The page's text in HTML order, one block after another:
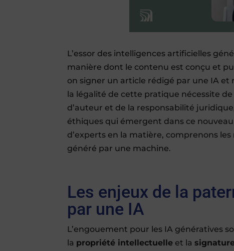
L’essor des intelligences artificielles
manière dont le contenu est conçu et
on signer un article rédigé par une IA
la légalité de cette pratique nécessite
d’auteur et de la responsabilité
éthiques qui émergent dans ce
d’experts en la matière, comprenons
généré par une machine.
Les enjeux de la
par une IA
L’engouement pour les IA génératives
la propriété intellectuelle et la